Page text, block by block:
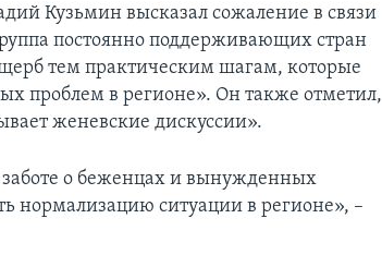
Кузьмин высказал сожаление в связи
постоянно поддерживающих стран
тем практическим шагам, которые
проблем в регионе». Он также отметил,
женевские дискуссии».
о беженцах и вынужденных
нормализацию ситуации в регионе», –